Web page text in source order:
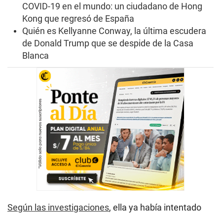
COVID-19 en el mundo: un ciudadano de Hong
Kong que regresó de España
Quién es Kellyanne Conway, la última escudera
de Donald Trump que se despide de la Casa
Blanca
Según las investigaciones, ella ya había intentado